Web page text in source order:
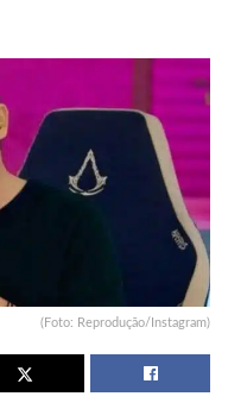
(Foto: Reprodução/Instagram)